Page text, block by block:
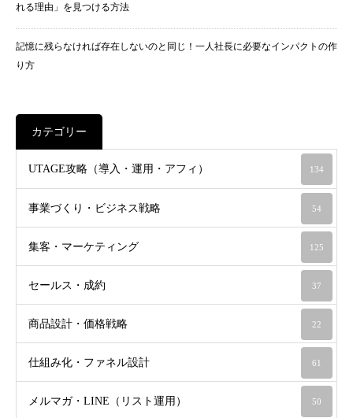
れる理由」を見つける方法
記憶に残らなければ存在しないのと同じ！一人社長に必要なインパクトの作
り方
カテゴリー
UTAGE攻略（導入・運用・アフィ） 134
事業づくり・ビジネス戦略 54
集客・マーケティング 125
セールス・成約 37
商品設計・価格戦略 22
仕組み化・ファネル設計 61
メルマガ・LINE（リスト運用） 50